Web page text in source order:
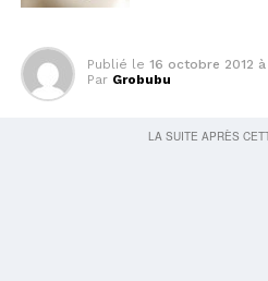
Publié le 16 octobre 2012 à
Par Grobubu